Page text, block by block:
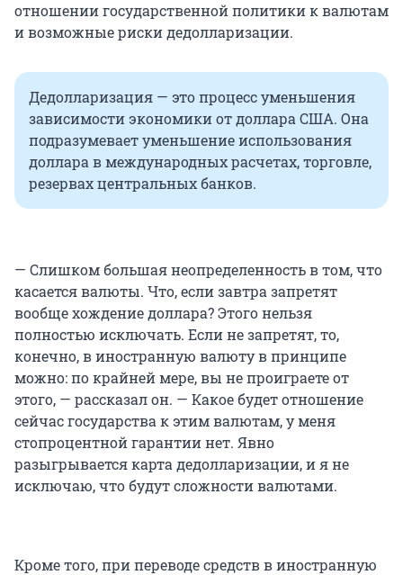
отношении государственной политики к валютам
и возможные риски дедолларизации.
Дедолларизация — это процесс уменьшения
зависимости экономики от доллара США. Она
подразумевает уменьшение использования
доллара в международных расчетах, торговле,
резервах центральных банков.
— Слишком большая неопределенность в том, что
касается валюты. Что, если завтра запретят
вообще хождение доллара? Этого нельзя
полностью исключать. Если не запретят, то,
конечно, в иностранную валюту в принципе
можно: по крайней мере, вы не проиграете от
этого, — рассказал он. — Какое будет отношение
сейчас государства к этим валютам, у меня
стопроцентной гарантии нет. Явно
разыгрывается карта дедолларизации, и я не
исключаю, что будут сложности валютами.
Кроме того, при переводе средств в иностранную